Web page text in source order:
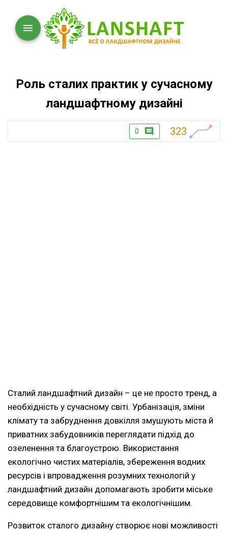
Роль сталих практик у сучасному
ландшафтному дизайні
0 323
Сталий ландшафтний дизайн – це не просто тренд, а
необхідність у сучасному світі. Урбанізація, зміни
клімату та забруднення довкілля змушують міста й
приватних забудовників переглядати підхід до
озеленення та благоустрою. Використання
екологічно чистих матеріалів, збереження водних
ресурсів і впровадження розумних технологій у
ландшафтний дизайн допомагають зробити міське
середовище комфортнішим та екологічнішим.
Розвиток сталого дизайну створює нові можливості